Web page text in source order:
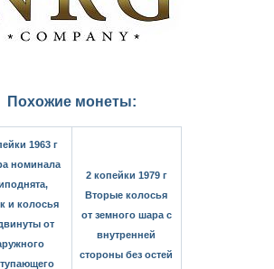
Похожие монеты:
1963 г
номинала
и колосья
от
2 копейки 1979 г
Вторые колосья
от земного шара с
внутренней
стороны без остей